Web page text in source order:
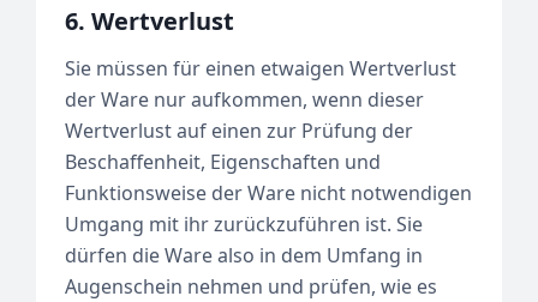
6. Wertverlust
Sie müssen für einen etwaigen Wertverlust
der Ware nur aufkommen, wenn dieser
Wertverlust auf einen zur Prüfung der
Beschaffenheit, Eigenschaften und
Funktionsweise der Ware nicht notwendigen
Umgang mit ihr zurückzuführen ist. Sie
dürfen die Ware also in dem Umfang in
Augenschein nehmen und prüfen, wie es